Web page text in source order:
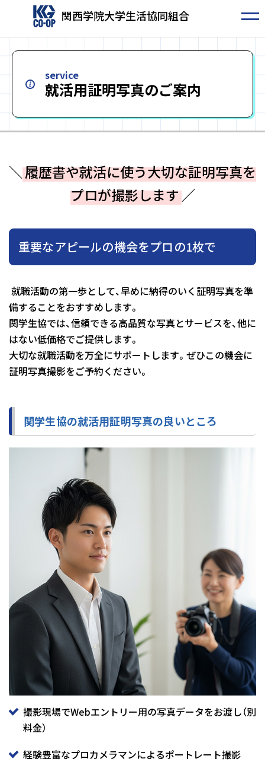
関西学院大学生活協同組合
service
就活用証明写真のご案内
＼履歴書や就活に使う大切な証明写真を
プロが撮影します／
重要なアピールの機会をプロの1枚で
就職活動の第一歩として、早めに納得のいく証明写真を準
備することをおすすめします。
関学生協では、信頼できる高品質な写真とサービスを、他に
はない低価格でご提供します。
大切な就職活動を万全にサポートします。ぜひこの機会に
証明写真撮影をご予約ください。
関学生協の就活用証明写真の良いところ
撮影現場でWebエントリー用の写真データをお渡し（別
料金）
経験豊富なプロカメラマンによるポートレート撮影